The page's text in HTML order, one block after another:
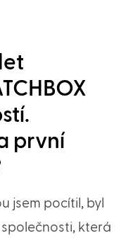
první
jsem pocítil, byl
která